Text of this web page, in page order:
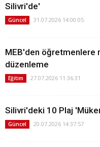
Silivri'de'
Güncel 31.07.2026 14:00:05
MEB'den öğretmenlere
düzenleme
Eğitim 27.07.2026 11:36:31
Silivri'deki 10 Plaj
Güncel 20.07.2026 14:37:57